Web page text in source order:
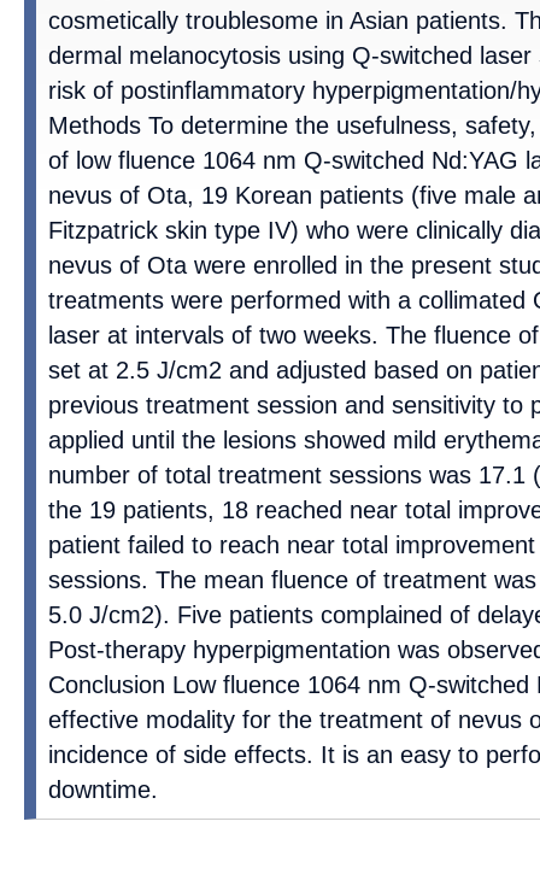
cosmetically troublesome in Asian patients.
dermal melanocytosis using Q-switched
risk of postinflammatory hyperpigmentation/
Methods To determine the usefulness,
of low fluence 1064 nm Q-switched Nd:YAG
nevus of Ota, 19 Korean patients (five male
Fitzpatrick skin type IV) who were clinically
nevus of Ota were enrolled in the present
treatments were performed with a collimated
laser at intervals of two weeks. The fluence
set at 2.5 J/cm2 and adjusted based on
previous treatment session and sensitivity to
applied until the lesions showed mild
number of total treatment sessions was 17.1
the 19 patients, 18 reached near total
patient failed to reach near total
sessions. The mean fluence of treatment
5.0 J/cm2). Five patients complained of
Post-therapy hyperpigmentation was
Conclusion Low fluence 1064 nm Q-switched
effective modality for the treatment of nevus
incidence of side effects. It is an easy to
downtime.